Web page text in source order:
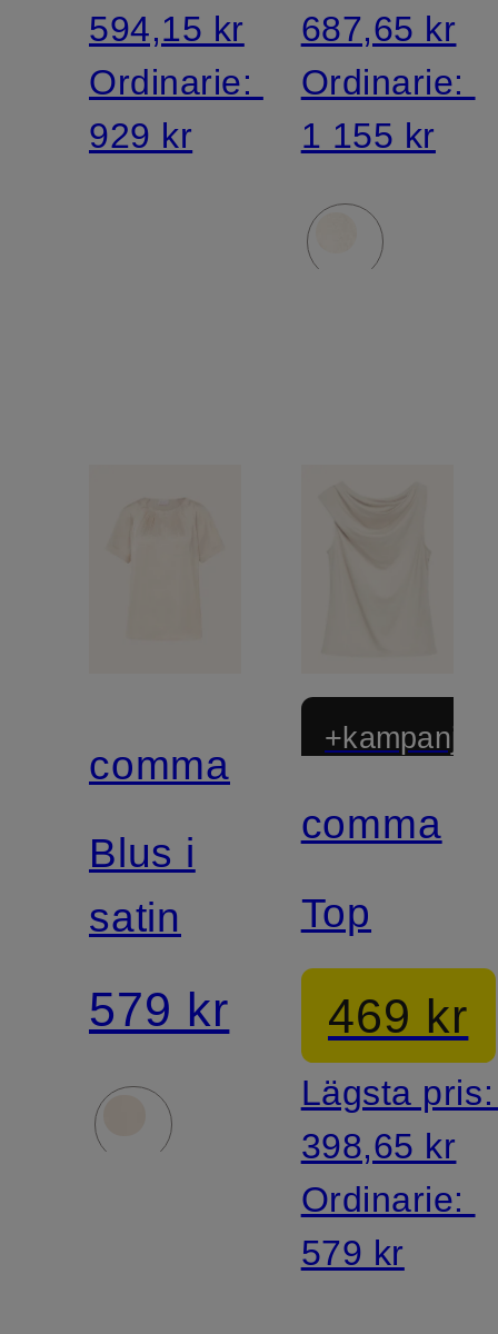
594,15 kr
Ordinarie:
929 kr
687,65 kr
Ordinarie:
1 155 kr
comma
Blus i
satin
579 kr
comma
Top
469 kr
Lägsta
398,65 kr
Ordinarie:
579 kr